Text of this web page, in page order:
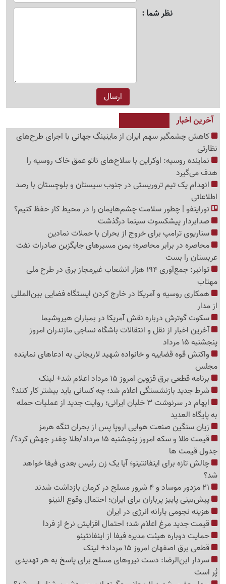
نظر شما
آخرین اخبار
کاهش چشمگیر سهم ایران از ماینینگ جهانی با اجرای طرح‌های
نظارتی
نماینده روسیه: اوکراین با سلاح‌های ناتو عمق خاک روسیه را
هدف می‌گیرد
انهدام یک تیم تروریستی در جنوب سیستان و بلوچستان با رصد
اطلاعاتی
نوراینفو | چطور سلامت چشم‌هایمان را در محیط کار حفظ کنیم؟
صدابردار پیشکسوت سینما درگذشت
سناریوی ترامپ برای خروج از بحران با حملات نمادین
محاصره در برابر محاصره؛ یمن مسیرهای جایگزین صادرات نفت
عربستان را بست
توانیر: جمع‌آوری 194 هزار انشعاب غیرمجاز برق در طرح ملی
مهتاب
همکاری روسیه و آمریکا در خارج کردن ایستگاه فضایی بین‌المللی
از مدار
سکوت گوترش درباره نقش آمریکا در بمباران هیروشیما
آخرین اخبار از نقل و انتقالات باشگاه نساجی مازندران امروز
پنجشنبه 15 مرداد
واکنش قوه قضاییه و خانواده شهید لاریجانی به ادعاهای نماینده
مجلس
برنامه قطعی برق قزوین امروز 15 مرداد اعلام شد+ لینک
شرط جدید بازنشستگی اعلام شد؛ چه کسانی باید بیشتر کار کنند؟
ابهام در سرنوشت 3 خلبان ایرانی؛ روایت جدید از عملیات حمله
به پایگاه العدید
زیان سنگین صنعت هوایی اروپا پس از بحران تنگه هرمز
قیمت طلا و سکه امروز پنجشنبه 15 مرداد/طلا چقدر جهش کرد؟/
جدول قیمت ها
چالش تازه برای اینفانتینو؛ آیا یک زن رئیس بعدی فیفا خواهد
شد؟
پیش‌بینی پاییز پرباران برای ایران؛ احتمال وقوع النینو
هزینه نجومی یارانه انرژی در ایران
قیمت جدید مرغ اعلام شد؛ احتمال افزایش نرخ از فردا
حمایت دوباره هیئت مدیره فیفا از اینفانتینو
قطعی برق اصفهان امروز 15 مرداد+ لینک
سردار ابن‌الرضا: دست نیروهای مسلح برای پاسخ به هر تهدیدی
پُر است